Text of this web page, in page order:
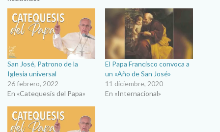
San José, Patrono de la
Iglesia universal
26 febrero, 2022
En «Catequesis del Papa»
El Papa Francisco convoca a
un «Año de San José»
11 diciembre, 2020
En «Internacional»